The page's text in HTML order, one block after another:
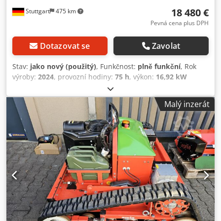
Stuttgart 475 km 18 480 €
Pevná cena plus DPH
Dotazovat se Zavolat
Stav: jako nový (použitý), Funkčnost: plně funkční, Rok
výroby: 2024, provozní hodiny: 75 h, výkon: 16,92 kW
, typ převodu:
5900 Taifun Profi - Hydro nosič zařízení Technické detaily:
Kawasaki 2-válcový čtyřtaktní benzínový motor 23hp s
elektrickým startováním Převodovka: plynule měnitelný
hydrostatický pohon s jednokotoučovou suchou spojkou
Rychlosti: Vpřed: 0-7 km/h, Vzad: 0 - 3,6 km/h Řídítka:
pogumovaná a výškově i stranově nastavitelná bez nářadí
Řízení: posilovač řízení (Holm-Active řízení) Pneumatiky: 23
x 8,50 - 12 AS Standardní výbava: pneu, provozní a
parkovací brzda, počítadlo motohodin, ruční startování,
elektrický startér, zásuvka Palivo: bezolovnatý benzín
Hmotnost: cca 221,00 kg Speciální vlastnosti: Intuitivní
řízení s minimální námahou díky řízení Holm-Aktiv
Malý inzerát